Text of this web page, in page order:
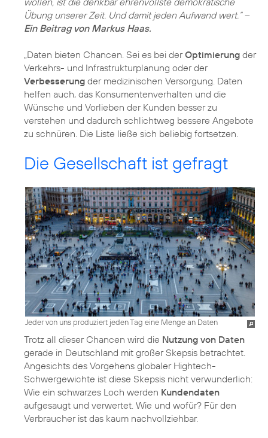
Übung unserer Zeit. Und damit jeden Aufwand wert.“ –
Ein Beitrag von Markus Haas.
„Daten bieten Chancen. Sei es bei derOptimierung der
Verkehrs- und Infrastrukturplanung oder der
Verbesserung der medizinischen Versorgung. Daten
helfen auch, das Konsumentenverhalten und die
Wünsche und Vorlieben der Kunden besser zu
verstehen und dadurch schlichtweg bessere Angebote
zu schnüren. Die Liste ließe sich beliebig fortsetzen.
Die Gesellschaft ist gefragt
Jeder von uns produziert jeden Tag eine Menge an Daten
Trotz all dieser Chancen wird die Nutzung von Daten
gerade in Deutschland mit großer Skepsis betrachtet.
Angesichts des Vorgehens globaler Hightech-
Schwergewichte ist diese Skepsis nicht verwunderlich:
Wie ein schwarzes Loch werden Kundendaten
aufgesaugt und verwertet. Wie und wofür? Für den
Verbraucher ist das kaum nachvollziehbar.